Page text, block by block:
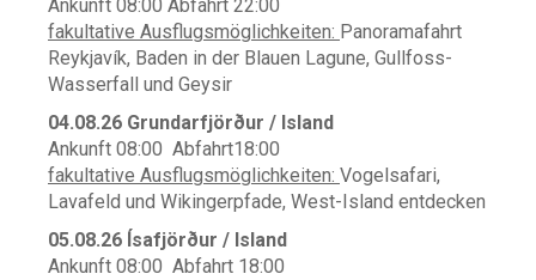
Ankunft 08:00 Abfahrt 22:00
fakultative Ausflugsmöglichkeiten: Panoramafahrt
Reykjavík, Baden in der Blauen Lagune, Gullfoss-
Wasserfall und Geysir
04.08.26 Grundarfjörður / Island
Ankunft 08:00 Abfahrt18:00
fakultative Ausflugsmöglichkeiten: Vogelsafari,
Lavafeld und Wikingerpfade, West-Island entdecken
05.08.26 Ísafjörður / Island
Ankunft 08:00 Abfahrt 18:00